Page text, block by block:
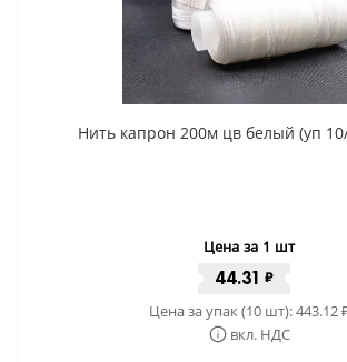
Нить капрон 200м цв белый (уп
Цена за 1 шт
44.31 ₽
Цена за упак (10 шт):443.12
вкл. НДС